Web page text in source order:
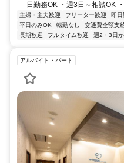
日勤務OK ・週3日～相談OK
主婦・主夫歓迎 フリーター歓迎 即
平日のみOK
転勤なし 交通費全額支
長期歓迎
フルタイム歓迎 週2・3日
アルバイト・パート